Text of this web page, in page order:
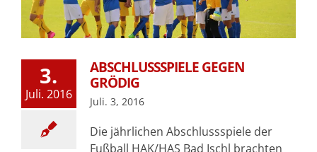
3.
Juli. 2016
ABSCHLUSSSPIELE GEGEN
GRÖDIG
Juli. 3, 2016
Die jährlichen Abschlussspiele der
Fußball HAK/HAS Bad Ischl brachten